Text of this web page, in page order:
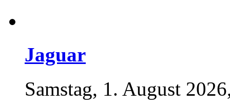
Jaguar
Samstag, 1. August